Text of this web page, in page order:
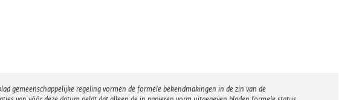
gemeenschappelijke regeling vormen de formele bekendmakingen in de zin van de